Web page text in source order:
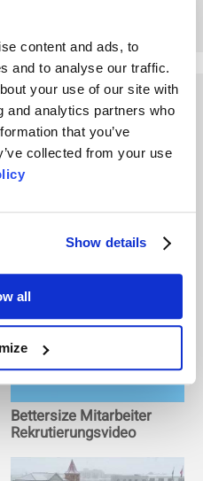
content and ads, to
and to analyse our traffic.
your use of our site with
and analytics partners who
that you’ve
collected from your use
Show details
all
Unternehmensvideo
2019
Bettersize Mitarbeiter
Rekrutierungsvideo